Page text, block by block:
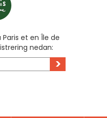
et en Île de
nedan:
>